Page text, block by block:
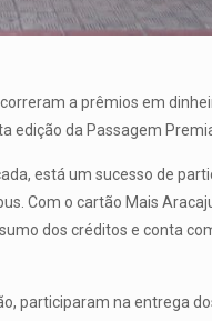
a prêmios em
edição da Passagem
está um sucesso de
Com o cartão Mais
dos créditos e conta
participaram na entrega